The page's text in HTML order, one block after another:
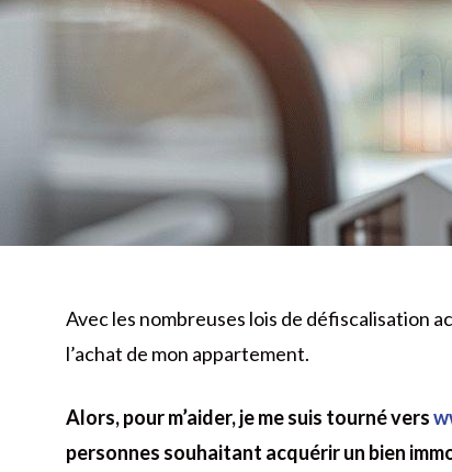
Avec les nombreuses lois de défiscalisation
l’achat de mon appartement.
Alors, pour m’aider, je me suis tourné vers
personnes souhaitant acquérir un bien